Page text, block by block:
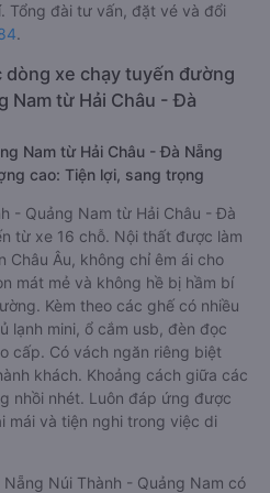
Tổng đài tư vấn, đặt vé và đổi
.
xe chạy tuyến đường
Nam từ Hải Châu - Đà
Nam từ Hải Châu - Đà Nẵng
cao: Tiện lợi, sang trọng
- Quảng Nam từ Hải Châu - Đà
từ xe 16 chỗ. Nội thất được làm
Châu Âu, không chỉ êm ái cho
mát mẻ và không hề bị hầm bí
Kèm theo các ghế có nhiều
lạnh mini, ổ cắm usb, đèn đọc
cấp. Có vách ngăn riêng biệt
khách. Khoảng cách giữa các
nhồi nhét. Luôn đáp ứng được
mái và tiện nghi trong việc di
Núi Thành - Quảng Nam có